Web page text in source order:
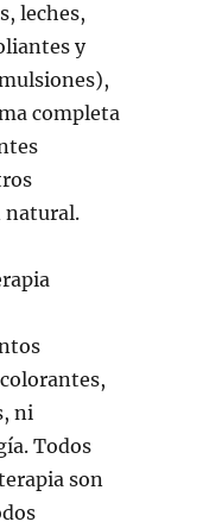
leches,
y
completa
natural.
ni
Todos
son